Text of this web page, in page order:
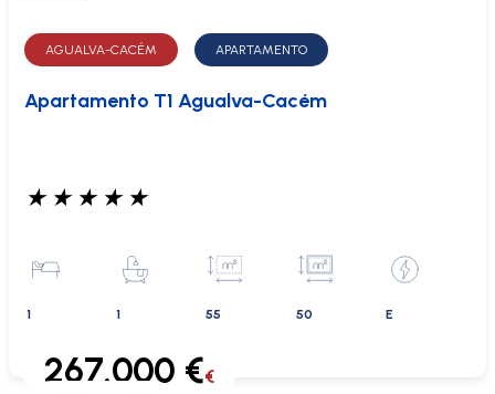
AGUALVA-CACÉM APARTAMENTO
Apartamento T1 Agualva-Cacém
★ ★ ★ ★ ★
1 1 55 50 E
267.000 €€